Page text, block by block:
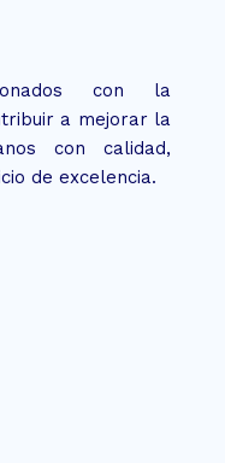
con la
a mejorar la
con calidad,
de excelencia.